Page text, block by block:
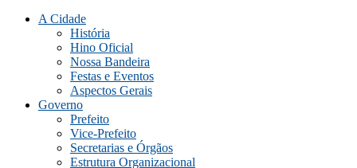
A Cidade
História
Hino Oficial
Nossa Bandeira
Festas e Eventos
Aspectos Gerais
Governo
Prefeito
Vice-Prefeito
Secretarias e Órgãos
Estrutura Organizacional